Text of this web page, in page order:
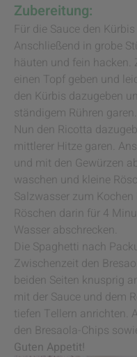
Zubereitung:
Für die Sauce den
Anschließend in grobe
häuten und fein
einen Topf geben und
den Kürbis dazugeben
ständigem Rühren garen.
Nun den Ricotta
mittlerer Hitze garen.
und mit den Gewürzen
waschen und kleine
Salzwasser zum
Röschen darin für 4
Wasser abschrecken.
Die Spaghetti nach
Zwischenzeit den
beiden Seiten knusprig
mit der Sauce und dem
tiefen Tellern anrichten.
den Bresaola-Chips
Guten Appetit!